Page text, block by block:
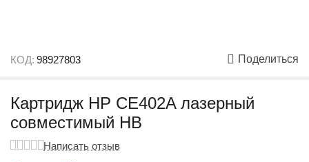
КОД: 98927803 Поделиться
Картридж HP CE402A лазерный
совместимый HB
Написать отзыв